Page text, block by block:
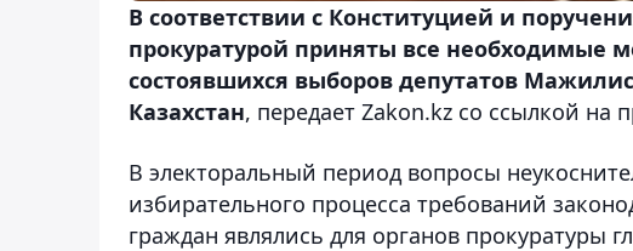
В соответствии с Конституцией и
прокуратурой приняты все необходимые
состоявшихся выборов депутатов
Казахстан, передает Zakon.kz со ссылкой на
В электоральный период вопросы
избирательного процесса требований
граждан являлись для органов прокуратуры